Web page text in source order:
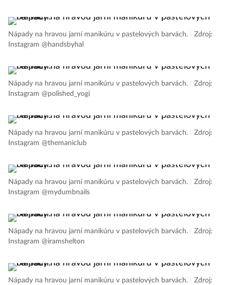
Nápady na hravou jarní manikúru v pastelových barvách.
Zdroj:
Instagram @handsbyhal
Nápady na hravou jarní manikúru v pastelových barvách.
Zdroj:
Instagram @polished_yogi
Nápady na hravou jarní manikúru v pastelových barvách.
Zdroj:
Instagram @themaniclub
Nápady na hravou jarní manikúru v pastelových barvách.
Zdroj:
Instagram @mydumbnails
Nápady na hravou jarní manikúru v pastelových barvách.
Zdroj:
Instagram @iramshelton
Nápady na hravou jarní manikúru v pastelových barvách.
Zdroj: